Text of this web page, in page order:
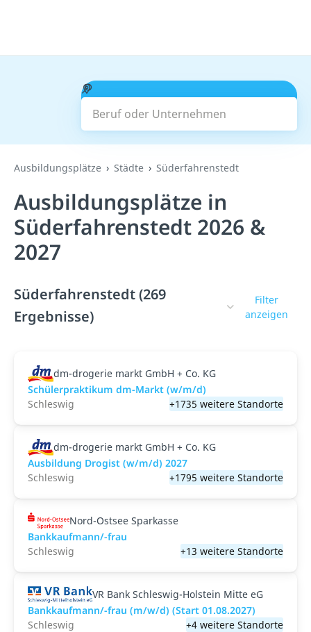
Beruf oder Unternehmen
Suchen
Ausbildungsplätze Städte Süderfahrenstedt
Ausbildungsplätze in
Süderfahrenstedt 2026 &
2027
Süderfahrenstedt (269
Ergebnisse)
Filter
anzeigen
dm-drogerie markt GmbH + Co. KG
Schülerpraktikum dm-Markt (w/m/d)
Schleswig
+1735 weitere Standorte
dm-drogerie markt GmbH + Co. KG
Ausbildung Drogist (w/m/d) 2027
Schleswig
+1795 weitere Standorte
Nord-Ostsee Sparkasse
Bankkaufmann/-frau
Schleswig
+13 weitere Standorte
VR Bank Schleswig-Holstein Mitte eG
Bankkaufmann/-frau (m/w/d) (Start 01.08.2027)
Schleswig
+4 weitere Standorte